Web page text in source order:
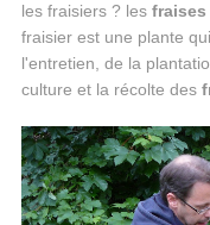
les fraisiers ? les fraises
fraisier est une plante
l'entretien, de la
culture et la récolte des